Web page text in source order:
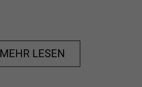
MEHR LESEN